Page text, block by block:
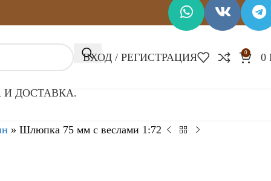
ВХОД / РЕГИСТРАЦИЯ 0 0
И ДОСТАВКА.
» Шлюпка 75 мм с веслами 1:72